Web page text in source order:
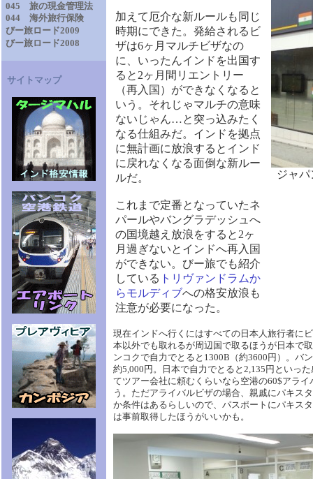
045 旅の現金管理法
044 海外旅行保険
びー旅ロード2009
びー旅ロード2008
サイトマップ
加えて厄介な新ルールも同じ
時期にできた。発給されるビ
ザは6ヶ月マルチビザなの
に、いったんインドを出国す
ると2ヶ月間リエントリー
（再入国）ができなくなると
いう。それじゃマルチの意味
ないじゃん…と突っ込みたく
なる仕組みだ。インドを拠点
に無計画に放浪するとインド
に戻れなくなる面倒な新ルー
ルだ。
これまで定番となっていたネ
パールやバングラデッシュへ
の国境越え放浪をすると2ヶ
月過ぎないとインドへ再入国
ができない。びー旅でも紹介
している トリヴァンドラムか
らモルディブへの格安放浪も
注意が必要になった。
ジャ
現在インドへ行くにはすべての日本人旅行者に
本以外でも取れるが周辺国で取るほうが日本で
ンコクで自力でとると1300B（約3600円）。バ
約5,000円。日本で自力でとると2,135円といっ
てツアー会社に頼むくらいなら空港の60$アラ
う。ただアライバルビザの場合、親戚にパキス
か条件はあるらしいので、パスポートにパキス
は事前取得したほうがいいかも。